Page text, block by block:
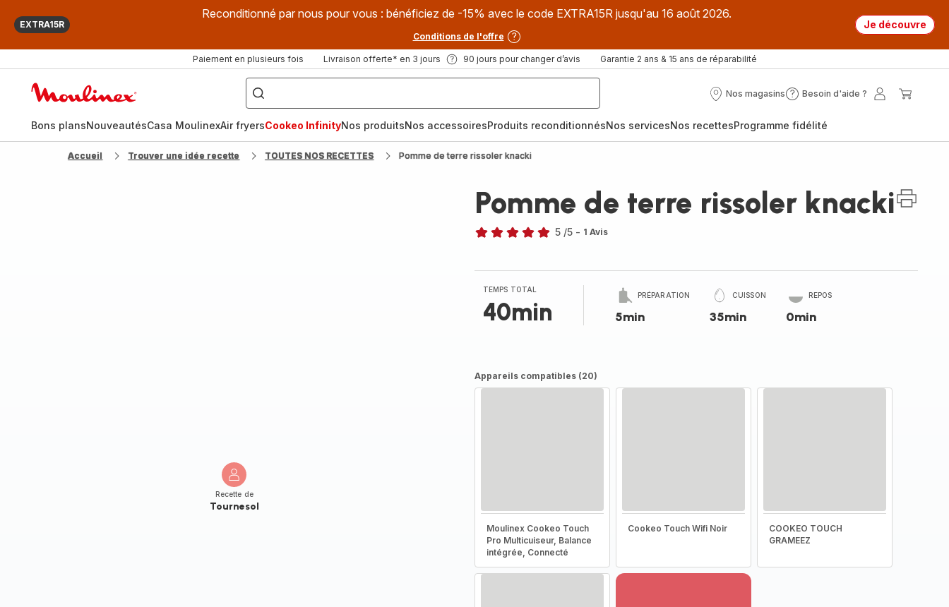
EXTRA15R
Reconditionné par nous pour vous : bénéficiez de -15% avec le code EXTRA15R jusqu'au 16 août 2026.
Conditions de l'offre
Je découvre
Paiement en plusieurs fois Livraison offerte* en 3 jours 90 jours pour changer d’avis Garantie 2 ans & 15 ans de réparabilité
["Que
recherchez-
vous
?",
fryer",
"Companion"]
Nos magasins
Nos
Besoin d'aide ?
Besoin
?
Mon
Bons plansNouveautésCasa MoulinexAir fryersCookeo InfinityNos produitsNos accessoiresProduits reconditionnésNos servicesNos recettesProgramme fidélité
Accueil Trouver une idée recette TOUTES NOS RECETTES Pomme de terre rissoler knacki
Recette de
Tournesol
Pomme de terre rissoler knacki
étoiles
(moyenne)
5 /5 - 1 Avis
TEMPS TOTAL
40min
PRÉPARATION
5min
CUISSON
35min
REPOS
0min
Appareils compatibles (20)
Moulinex Cookeo Touch
Pro Multicuiseur, Balance
intégrée, Connecté
Cookeo Touch Wifi Noir
COOKEO TOUCH
GRAMEEZ